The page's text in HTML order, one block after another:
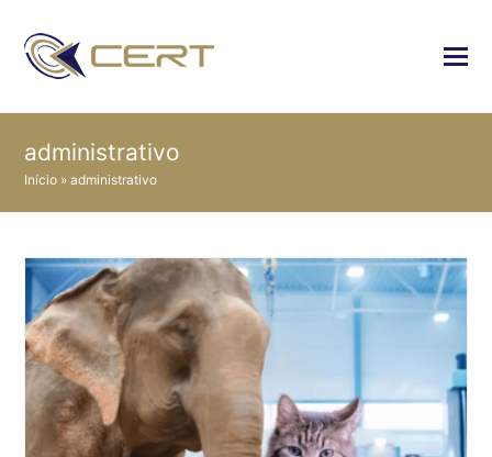
administrativo
Início »administrativo